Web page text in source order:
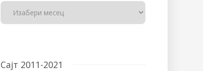
Сајт 2011-2021